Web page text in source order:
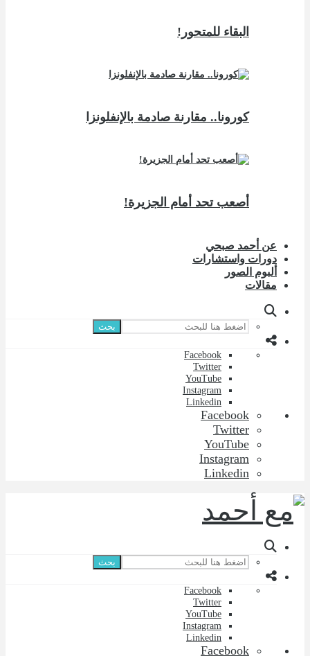
البقاء للمتحور!
كورونا.. مقارنة صادمة بالإنفلونزا
أصعب تحد أمام الجزيرة!
عن أحمد صبحي
دورات واستشارات
ألبوم الصور
مقالات
بحث
Facebook
Twitter
YouTube
Instagram
Linkedin
Facebook
Twitter
YouTube
Instagram
Linkedin
بحث
Facebook
Twitter
YouTube
Instagram
Linkedin
Facebook